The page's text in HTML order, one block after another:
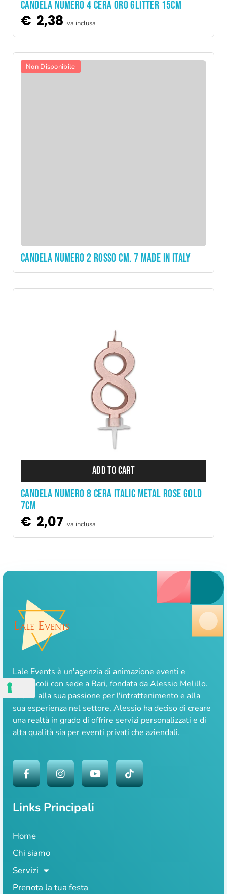
CANDELA NUMERO 4 CERA ORO GLITTER 15CM
€ 2,38 iva inclusa
Non Disponibile
CANDELA NUMERO 2 ROSSO CM. 7 MADE IN ITALY
ADD TO CART
CANDELA NUMERO 8 CERA ITALIC METAL ROSE GOLD
7CM
€ 2,07 iva inclusa
Lale Events è un'agenzia di animazione eventi e
spettacoli con sede a Bari, fondata da Alessio Melillo.
Grazie alla sua passione per l'intrattenimento e alla
sua esperienza nel settore, Alessio ha deciso di creare
una realtà in grado di offrire servizi personalizzati e di
alta qualità sia per eventi privati che aziendali.
Links Principali
Home
Chi siamo
Servizi
Prenota la tua festa